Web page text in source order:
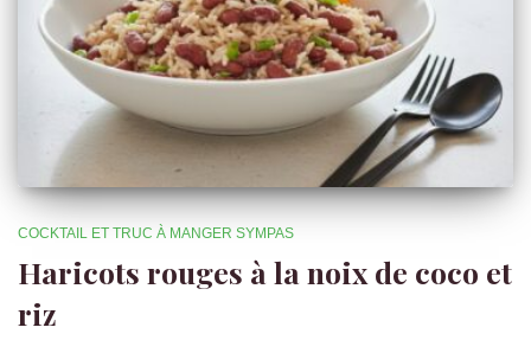
COCKTAIL ET TRUC À MANGER SYMPAS
Haricots rouges à la noix de coco et
riz